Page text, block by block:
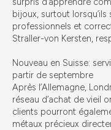
bijoux, surtout
professionnels et
Straller-von Kersten,
Nouveau en Suisse:
partir de septembre
Après l’Allemagne,
réseau d’achat de vieil
clients pourront
métaux précieux